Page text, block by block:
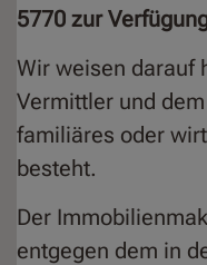
5770 zur
Wir weisen darauf
Vermittler und
familiäres oder
besteht.
Der
entgegen dem in